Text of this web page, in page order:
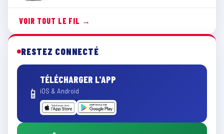
VOIR TOUT LE FIL →
RESTEZ CONNECTÉ
📱
TÉLÉCHARGER L'APP
iOS & Android